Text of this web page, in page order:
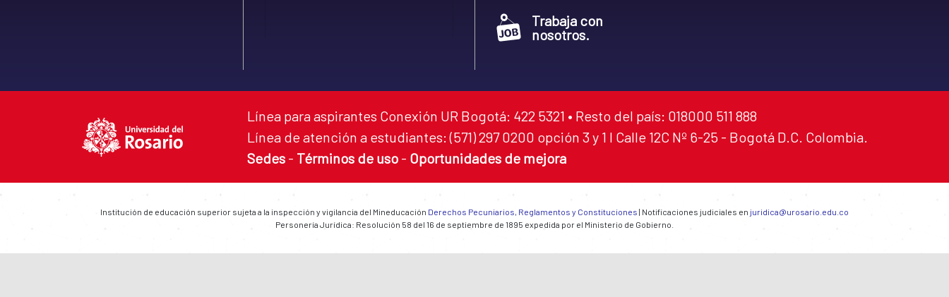
Trabaja con
nosotros.
Línea para aspirantes Conexión UR Bogotá: 422 5321 • Resto del país: 018000 511 888
Línea de atención a estudiantes: (571) 297 0200 opción 3 y 1 I Calle 12C Nº 6-25 - Bogotá D.C. Colombia.
Sedes - Términos de uso - Oportunidades de mejora
Institución de educación superior sujeta a la inspección y vigilancia del Mineducación Derechos Pecuniarios, Reglamentos y Constituciones | Notificaciones judiciales en juridica@urosario.edu.co
Personería Jurídica: Resolución 58 del 16 de septiembre de 1895 expedida por el Ministerio de Gobierno.